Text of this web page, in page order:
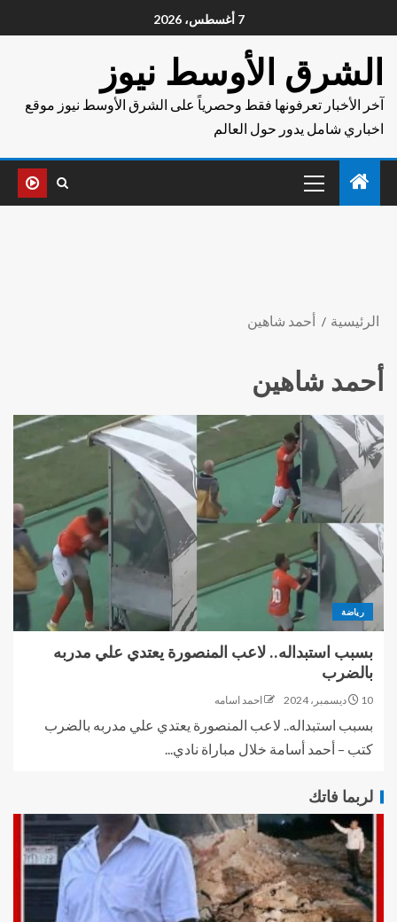
7 أغسطس، 2026
الشرق الأوسط نيوز
آخر الأخبار تعرفونها فقط وحصرياً على الشرق الأوسط نيوز موقع
اخباري شامل يدور حول العالم
الرئيسية أحمد شاهين
أحمد شاهين
رياضة
بسبب استبداله.. لاعب المنصورة يعتدي علي مدربه
بالضرب
10 ديسمبر، 2024 احمد اسامه
بسبب استبداله.. لاعب المنصورة يعتدي علي مدربه بالضرب
كتب – أحمد أسامة خلال مباراة نادي...
لربما فاتك